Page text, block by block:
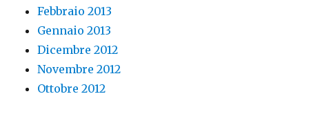
Febbraio 2013
Gennaio 2013
Dicembre 2012
Novembre 2012
Ottobre 2012